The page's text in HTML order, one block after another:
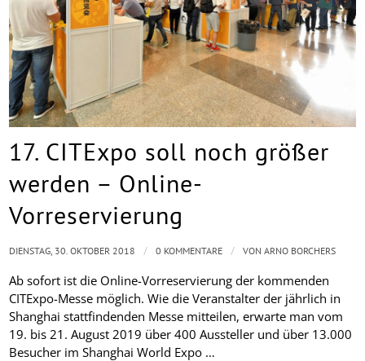
17. CITExpo soll noch größer
werden – Online-
Vorreservierung
Ab sofort ist die Online-Vorreservierung der kommenden
CITExpo-Messe möglich. Wie die Veranstalter der jährlich in
Shanghai stattfindenden Messe mitteilen, erwarte man vom
19. bis 21. August 2019 über 400 Aussteller und über 13.000
Besucher im Shanghai World Expo …
DIENSTAG, 30. OKTOBER 2018 / 0 KOMMENTARE / VONARNO BORCHERS